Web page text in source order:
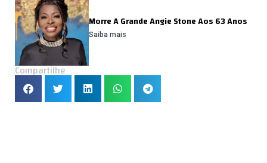
Morre A Grande Angie Stone Aos 63 Anos
Saiba mais
Compartilhe